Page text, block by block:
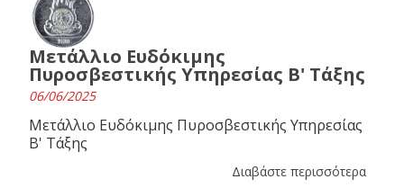
Μετάλλιο Ευδόκιμης
Πυροσβεστικής Υπηρεσίας Β' Τάξης
06/06/2025
Μετάλλιο Ευδόκιμης Πυροσβεστικής Υπηρεσίας
Β' Τάξης
Διαβάστε περισσότερα